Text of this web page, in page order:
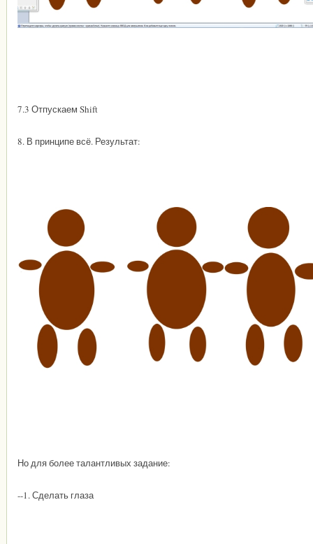
7.3 Отпускаем Shift
8. В принципе всё. Результат:
Но для более талантливых задание:
--1. Сделать глаза